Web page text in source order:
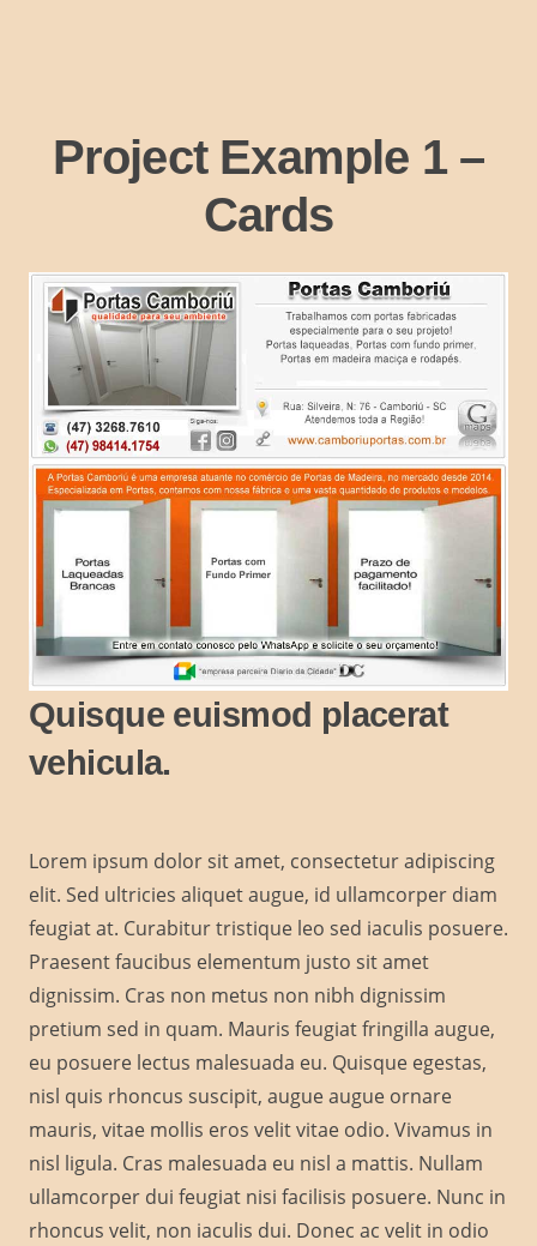
Project Example 1 –
Cards
Quisque euismod placerat
vehicula.
Lorem ipsum dolor sit amet, consectetur adipiscing
elit. Sed ultricies aliquet augue, id ullamcorper diam
feugiat at. Curabitur tristique leo sed iaculis posuere.
Praesent faucibus elementum justo sit amet
dignissim. Cras non metus non nibh dignissim
pretium sed in quam. Mauris feugiat fringilla augue,
eu posuere lectus malesuada eu. Quisque egestas,
nisl quis rhoncus suscipit, augue augue ornare
mauris, vitae mollis eros velit vitae odio. Vivamus in
nisl ligula. Cras malesuada eu nisl a mattis. Nullam
ullamcorper dui feugiat nisi facilisis posuere. Nunc in
rhoncus velit, non iaculis dui. Donec ac velit in odio